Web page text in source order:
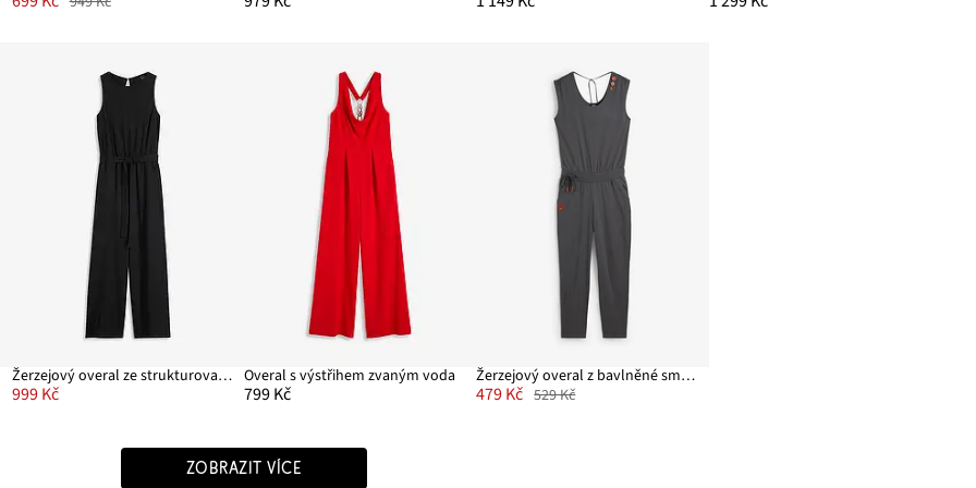
Žerzejový overal ze strukturovaného krepu
999 Kč
Overal s výstřihem zvaným voda
799 Kč
Žerzejový overal z bavlněné směsi
479 Kč 529 Kč
ZOBRAZIT VÍCE